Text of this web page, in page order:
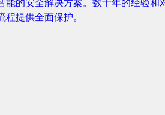
提供全面保护。